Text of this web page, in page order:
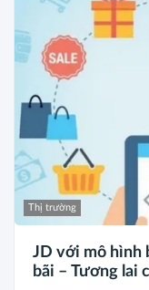
Thị trường
JD với mô hình
bãi – Tương lai